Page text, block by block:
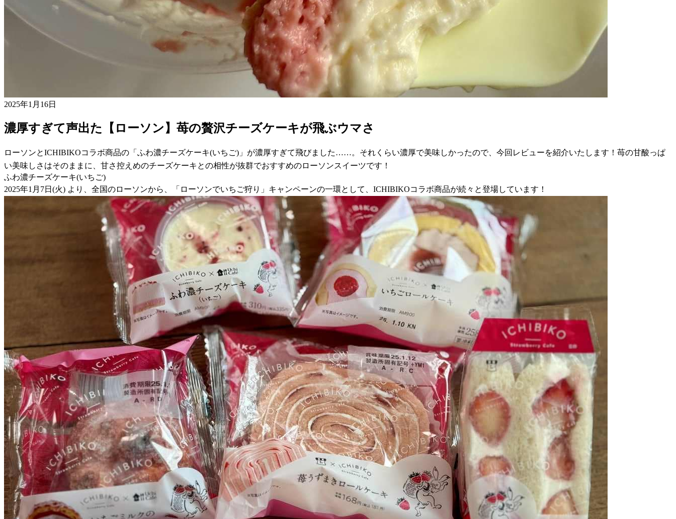
2025年1月16日
濃厚すぎて声出た【ローソン】苺の贅沢チーズケーキが飛ぶウマさ
ローソンとICHIBIKOコラボ商品の「ふわ濃チーズケーキ(いちご)」が濃厚すぎて飛びました……。それくらい濃厚で美味しかったので、今回レビューを紹介いたします！苺の甘酸っぱ
い美味しさはそのままに、甘さ控えめのチーズケーキとの相性が抜群でおすすめのローソンスイーツです！
ふわ濃チーズケーキ(いちご)
2025年1月7日(火) より、全国のローソンから、「ローソンでいちご狩り」キャンペーンの一環として、ICHIBIKOコラボ商品が続々と登場しています！